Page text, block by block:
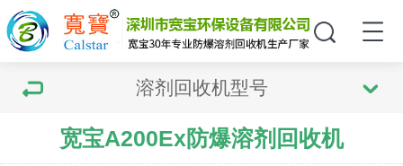
溶剂回收机型号
宽宝A200Ex防爆溶剂回收机